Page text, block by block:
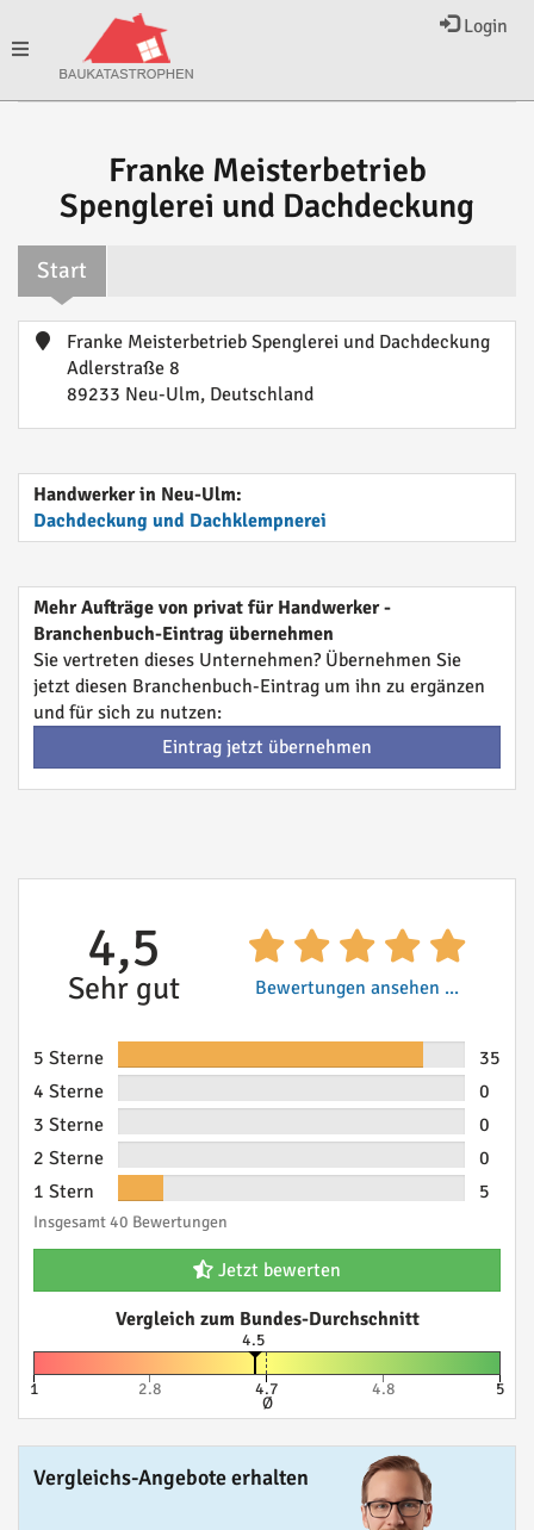
Login
Toggle
Franke Meisterbetrieb
Spenglerei und Dachdeckung
Start
Franke Meisterbetrieb Spenglerei und Dachdeckung
Adlerstraße 8
89233 Neu-Ulm, Deutschland
Handwerker in Neu-Ulm:
Dachdeckung und Dachklempnerei
Mehr Aufträge von privat für Handwerker -
Branchenbuch-Eintrag übernehmen
Sie vertreten dieses Unternehmen? Übernehmen Sie
jetzt diesen Branchenbuch-Eintrag um ihn zu ergänzen
und für sich zu nutzen:
Eintrag jetzt übernehmen
4,5
Sehr gut Bewertungen ansehen ...
5 Sterne
35
4 Sterne
0
3 Sterne
0
2 Sterne
0
1 Stern
5
Insgesamt 40 Bewertungen
Jetzt bewerten
Vergleich zum Bundes-Durchschnitt
4.5
1 2.8 4.7
Ø
4.8 5
Vergleichs-Angebote erhalten